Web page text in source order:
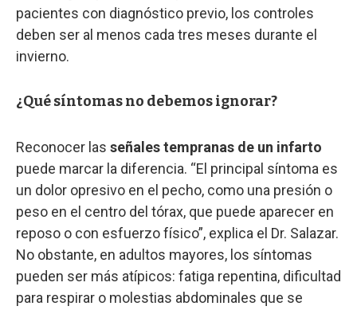
pacientes con diagnóstico previo, los controles
deben ser al menos cada tres meses durante el
invierno.
¿Qué síntomas no debemos ignorar?
Reconocer las señales tempranas de un infarto
puede marcar la diferencia. “El principal síntoma es
un dolor opresivo en el pecho, como una presión o
peso en el centro del tórax, que puede aparecer en
reposo o con esfuerzo físico”, explica el Dr. Salazar.
No obstante, en adultos mayores, los síntomas
pueden ser más atípicos: fatiga repentina, dificultad
para respirar o molestias abdominales que se